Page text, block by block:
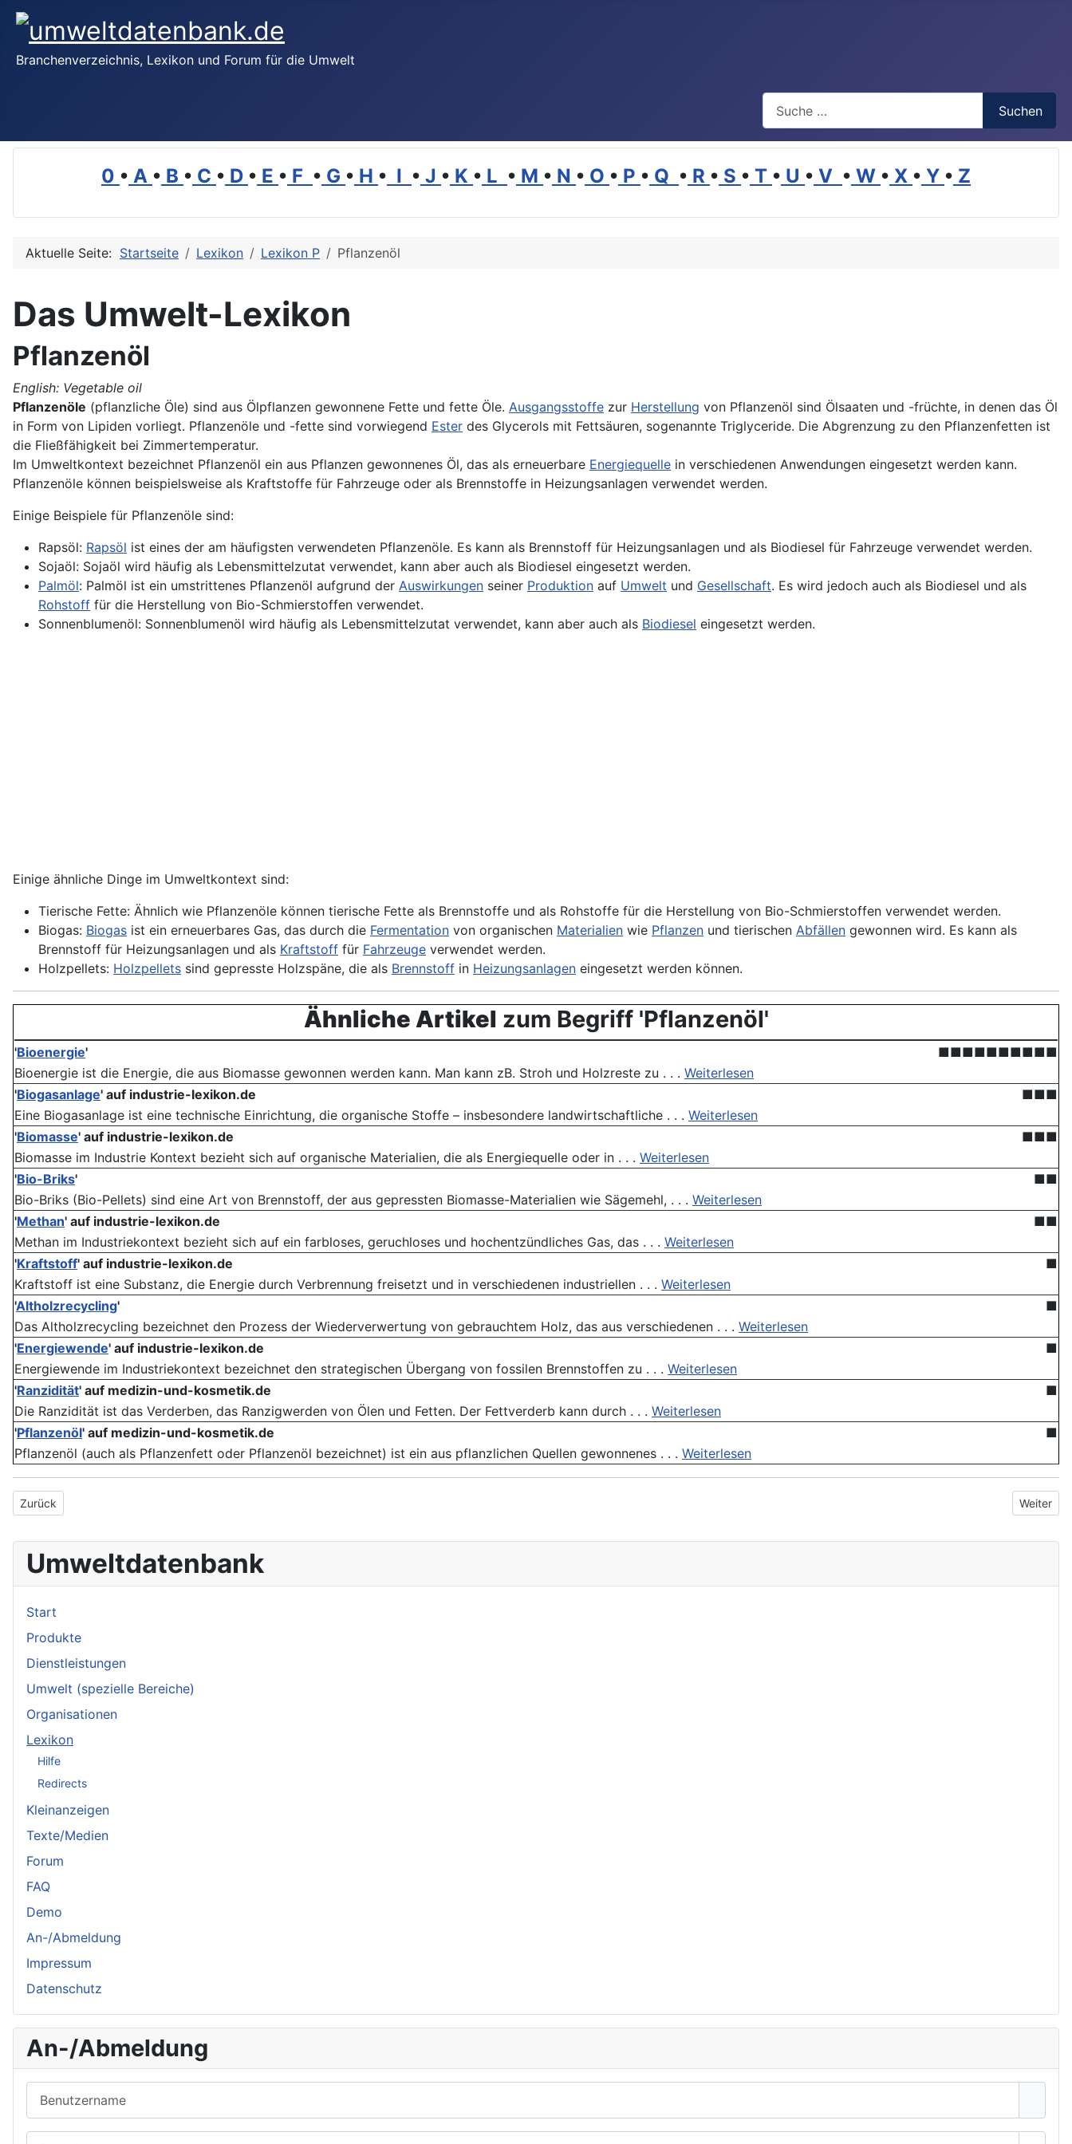
Branchenverzeichnis, Lexikon und Forum für die Umwelt
Suchen
0 • A • B • C • D • E • F • G • H • I • J • K • L • M • N • O • P • Q • R • S • T • U • V • W • X • Y • Z
Aktuelle Seite: Startseite Lexikon Lexikon P Pflanzenöl
Das Umwelt-Lexikon
Pflanzenöl
English: Vegetable oil
Pflanzenöle (pflanzliche Öle) sind aus Ölpflanzen gewonnene Fette und fette Öle. Ausgangsstoffe zur Herstellung von Pflanzenöl sind Ölsaaten und -früchte, in denen das Öl
in Form von Lipiden vorliegt. Pflanzenöle und -fette sind vorwiegend Ester des Glycerols mit Fettsäuren, sogenannte Triglyceride. Die Abgrenzung zu den Pflanzenfetten ist
die Fließfähigkeit bei Zimmertemperatur.
Im Umweltkontext bezeichnet Pflanzenöl ein aus Pflanzen gewonnenes Öl, das als erneuerbare Energiequelle in verschiedenen Anwendungen eingesetzt werden kann.
Pflanzenöle können beispielsweise als Kraftstoffe für Fahrzeuge oder als Brennstoffe in Heizungsanlagen verwendet werden.
Einige Beispiele für Pflanzenöle sind:
Rapsöl: Rapsöl ist eines der am häufigsten verwendeten Pflanzenöle. Es kann als Brennstoff für Heizungsanlagen und als Biodiesel für Fahrzeuge verwendet werden.
Sojaöl: Sojaöl wird häufig als Lebensmittelzutat verwendet, kann aber auch als Biodiesel eingesetzt werden.
Palmöl: Palmöl ist ein umstrittenes Pflanzenöl aufgrund der Auswirkungen seiner Produktion auf Umwelt und Gesellschaft. Es wird jedoch auch als Biodiesel und als
Rohstoff für die Herstellung von Bio-Schmierstoffen verwendet.
Sonnenblumenöl: Sonnenblumenöl wird häufig als Lebensmittelzutat verwendet, kann aber auch als Biodiesel eingesetzt werden.
Einige ähnliche Dinge im Umweltkontext sind:
Tierische Fette: Ähnlich wie Pflanzenöle können tierische Fette als Brennstoffe und als Rohstoffe für die Herstellung von Bio-Schmierstoffen verwendet werden.
Biogas: Biogas ist ein erneuerbares Gas, das durch die Fermentation von organischen Materialien wie Pflanzen und tierischen Abfällen gewonnen wird. Es kann als
Brennstoff für Heizungsanlagen und als Kraftstoff für Fahrzeuge verwendet werden.
Holzpellets: Holzpellets sind gepresste Holzspäne, die als Brennstoff in Heizungsanlagen eingesetzt werden können.
Ähnliche Artikel zum Begriff 'Pflanzenöl'
'Bioenergie'
■■■■■■■■■■
Bioenergie ist die Energie, die aus Biomasse gewonnen werden kann. Man kann zB. Stroh und Holzreste zu . . . Weiterlesen
'Biogasanlage' auf industrie-lexikon.de
■■■
Eine Biogasanlage ist eine technische Einrichtung, die organische Stoffe – insbesondere landwirtschaftliche . . . Weiterlesen
'Biomasse' auf industrie-lexikon.de
■■■
Biomasse im Industrie Kontext bezieht sich auf organische Materialien, die als Energiequelle oder in . . . Weiterlesen
'Bio-Briks'
■■
Bio-Briks (Bio-Pellets) sind eine Art von Brennstoff, der aus gepressten Biomasse-Materialien wie Sägemehl, . . . Weiterlesen
'Methan' auf industrie-lexikon.de
■■
Methan im Industriekontext bezieht sich auf ein farbloses, geruchloses und hochentzündliches Gas, das . . . Weiterlesen
'Kraftstoff' auf industrie-lexikon.de
■
Kraftstoff ist eine Substanz, die Energie durch Verbrennung freisetzt und in verschiedenen industriellen . . . Weiterlesen
'Altholzrecycling'
■
Das Altholzrecycling bezeichnet den Prozess der Wiederverwertung von gebrauchtem Holz, das aus verschiedenen . . . Weiterlesen
'Energiewende' auf industrie-lexikon.de
■
Energiewende im Industriekontext bezeichnet den strategischen Übergang von fossilen Brennstoffen zu . . . Weiterlesen
'Ranzidität' auf medizin-und-kosmetik.de
■
Die Ranzidität ist das Verderben, das Ranzigwerden von Ölen und Fetten. Der Fettverderb kann durch . . . Weiterlesen
'Pflanzenöl' auf medizin-und-kosmetik.de
■
Pflanzenöl (auch als Pflanzenfett oder Pflanzenöl bezeichnet) ist ein aus pflanzlichen Quellen gewonnenes . . . Weiterlesen
Vorheriger Beitrag: Pflanzennährstoff
Zurück Nächster
Weiter
Umweltdatenbank
Start
Produkte
Dienstleistungen
Umwelt (spezielle Bereiche)
Organisationen
Lexikon
Hilfe
Redirects
Kleinanzeigen
Texte/Medien
Forum
FAQ
Demo
An-/Abmeldung
Impressum
Datenschutz
An-/Abmeldung